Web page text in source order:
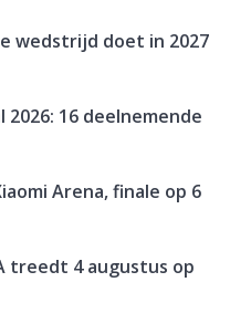
wedstrijd doet in 2027
16 deelnemende
Arena, finale op 6
treedt 4 augustus op